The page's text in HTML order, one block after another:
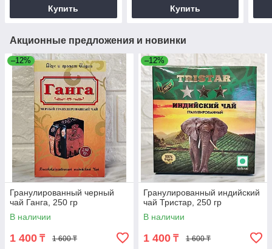
Купить Купить
Акционные предложения и новинки
–12%
Гранулированный черный
чай Ганга, 250 гр
В наличии
1 400 ₸ 1 600 ₸
–12%
Гранулированный индийский
чай Тристар, 250 гр
В наличии
1 400 ₸ 1 600 ₸